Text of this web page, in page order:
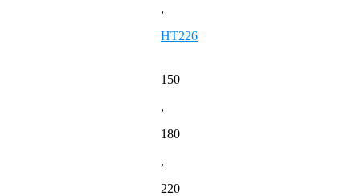
,
HT226
150
,
180
,
220